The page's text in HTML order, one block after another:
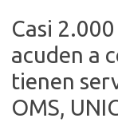
Casi
acuden a
tienen
OMS,